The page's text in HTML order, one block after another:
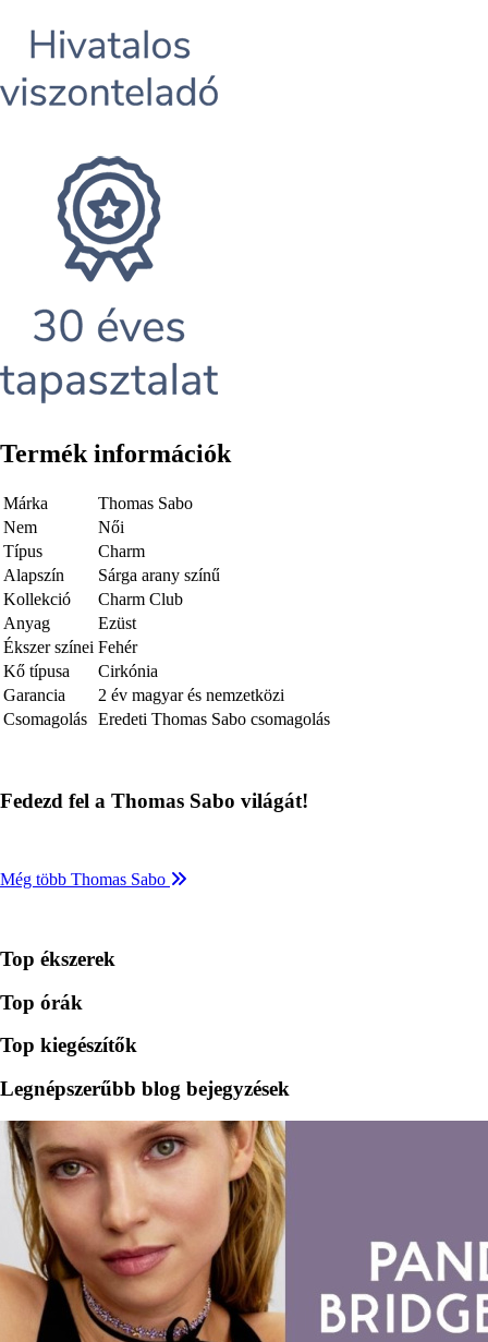
Termék információk
Márka
Thomas Sabo
Nem
Női
Típus
Charm
Alapszín
Sárga arany színű
Kollekció
Charm Club
Anyag
Ezüst
Ékszer színei Fehér
Kő típusa
Cirkónia
Garancia
2 év magyar és nemzetközi
Csomagolás Eredeti Thomas Sabo csomagolás
Fedezd fel a Thomas Sabo világát!
Még több Thomas Sabo
Top ékszerek
Top órák
Top kiegészítők
Legnépszerűbb blog bejegyzések